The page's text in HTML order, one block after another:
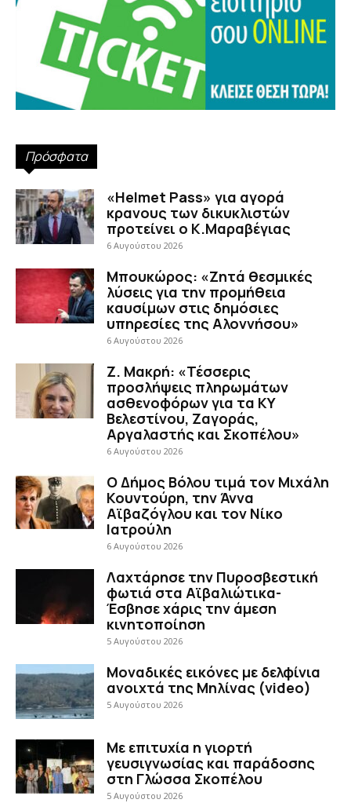
Πρόσφατα
«Helmet Pass» για αγορά
κρανους των δικυκλιστών
προτείνει ο Κ.Μαραβέγιας
6 Αυγούστου 2026
Μπουκώρος: «Ζητά θεσμικές
λύσεις για την προμήθεια
καυσίμων στις δημόσιες
υπηρεσίες της Αλοννήσου»
6 Αυγούστου 2026
Ζ. Μακρή: «Τέσσερις
προσλήψεις πληρωμάτων
ασθενοφόρων για τα ΚΥ
Βελεστίνου, Ζαγοράς,
Αργαλαστής και Σκοπέλου»
6 Αυγούστου 2026
Ο Δήμος Βόλου τιμά τον Μιχάλη
Κουντούρη, την Άννα
Αϊβαζόγλου και τον Νίκο
Ιατρούλη
6 Αυγούστου 2026
Λαχτάρησε την Πυροσβεστική
φωτιά στα Αϊβαλιώτικα-
Έσβησε χάρις την άμεση
κινητοποίηση
5 Αυγούστου 2026
Μοναδικές εικόνες με δελφίνια
ανοιχτά της Μηλίνας (video)
5 Αυγούστου 2026
Με επιτυχία η γιορτή
γευσιγνωσίας και παράδοσης
στη Γλώσσα Σκοπέλου
5 Αυγούστου 2026